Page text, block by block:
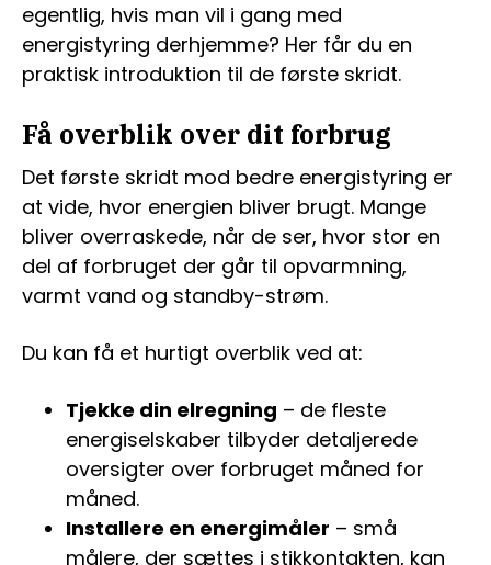
egentlig, hvis man vil i gang med
energistyring derhjemme? Her får du en
praktisk introduktion til de første skridt.
Få overblik over dit forbrug
Det første skridt mod bedre energistyring er
at vide, hvor energien bliver brugt. Mange
bliver overraskede, når de ser, hvor stor en
del af forbruget der går til opvarmning,
varmt vand og standby-strøm.
Du kan få et hurtigt overblik ved at:
Tjekke din elregning – de fleste
energiselskaber tilbyder detaljerede
oversigter over forbruget måned for
måned.
Installere en energimåler – små
målere, der sættes i stikkontakten, kan